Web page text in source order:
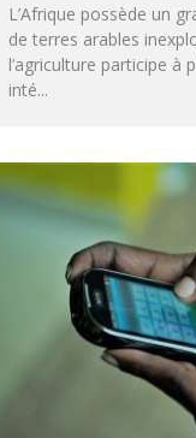
L’Afrique possède un
de terres arables
l’agriculture participe à
inté...